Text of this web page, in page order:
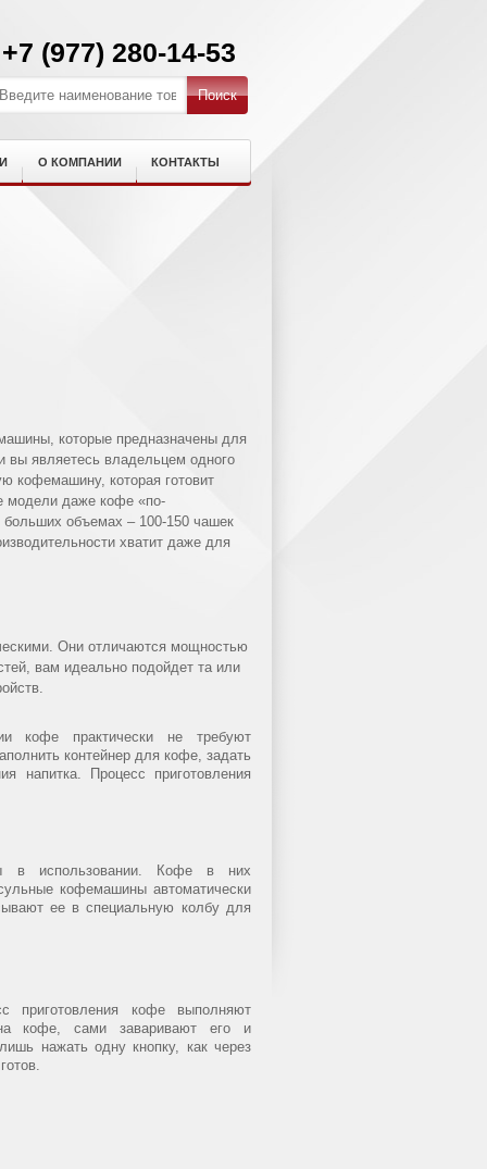
+7 (977) 280-14-53
О КОМПАНИИ КОНТАКТЫ
которые предназначены для
вы являетесь владельцем одного
кофемашину, которая готовит
модели даже кофе «по-
объемах – 100-150 чашек
хватит даже для
Они отличаются мощностью
вам идеально подойдет та или
кофе практически не требуют
контейнер для кофе, задать
напитка. Процесс приготовления
в использовании. Кофе в них
кофемашины автоматически
ее в специальную колбу для
приготовления кофе выполняют
кофе, сами заваривают его и
нажать одну кнопку, как через